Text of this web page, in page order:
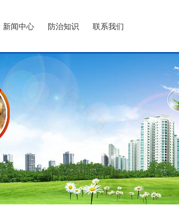
新闻中心 防治知识 联系我们